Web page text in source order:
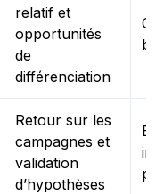
relatif et
opportunités
de
différenciation
Retour sur les
campagnes et
validation
d’hypothèses